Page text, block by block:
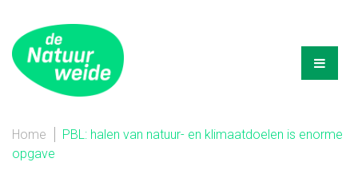
Home
PBL: halen van natuur- en klimaatdoelen is enorme
opgave